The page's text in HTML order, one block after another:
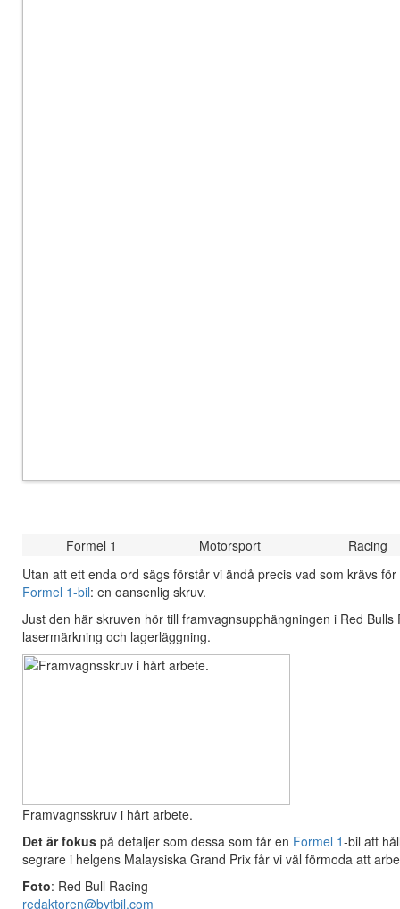
Formel 1 Motorsport
Racing
Utan att ett enda ord sägs förstår vi ändå precis vad som krävs
Formel 1-bil: en oansenlig skruv.
Just den här skruven hör till framvagnsupphängningen i Red
lasermärkning och lagerläggning.
Framvagnsskruv i hårt arbete.
Det är fokus på detaljer som dessa som får en Formel 1-bil att
segrare i helgens Malaysiska Grand Prix får vi väl förmoda att
Foto: Red Bull Racing
redaktoren@bytbil.com